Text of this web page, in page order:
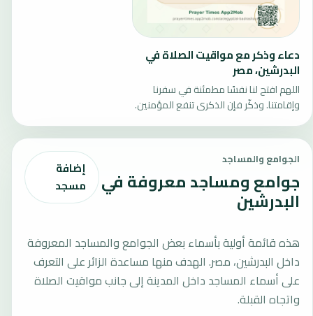
دعاء وذكر مع مواقيت الصلاة في
البدرشين، مصر
اللهم افتح لنا نفسًا مطمئنة في سفرنا
وإقامتنا. وذكّر فإن الذكرى تنفع المؤمنين.
الجوامع والمساجد
جوامع ومساجد معروفة في
البدرشين
إضافة
مسجد
هذه قائمة أولية بأسماء بعض الجوامع والمساجد المعروفة
داخل البدرشين، مصر. الهدف منها مساعدة الزائر على التعرف
على أسماء المساجد داخل المدينة إلى جانب مواقيت الصلاة
واتجاه القبلة.